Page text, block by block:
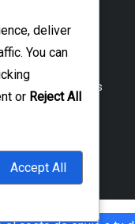
Accesorios
Repuesto
Motocicletas
deliver
You can
or Reject All
Accept All